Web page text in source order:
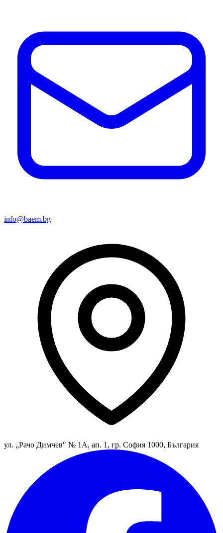
info@baem.bg
ул. „Рачо Димчев" № 1А, ап. 1, гр. София 1000, България